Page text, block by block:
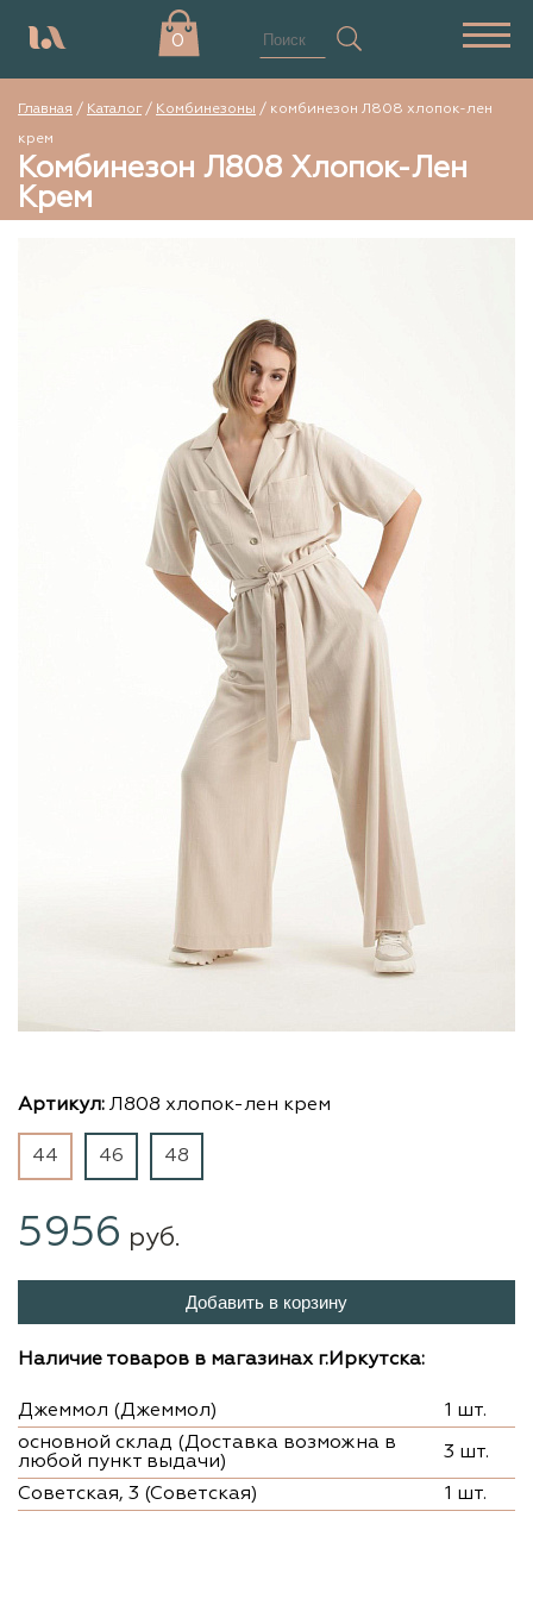
0
Главная / Каталог/ Комбинезоны / комбинезон Л808 хлопок-лен
крем
Комбинезон Л808 Хлопок-Лен
Крем
Артикул: Л808 хлопок-лен крем
44 46 48
5956 руб.
Добавить в корзину
Наличие товаров в магазинах г.Иркутска:
Джеммол (Джеммол)
1 шт.
основной склад (Доставка возможна в
любой пункт выдачи)
3 шт.
Советская, 3 (Советская) 1 шт.